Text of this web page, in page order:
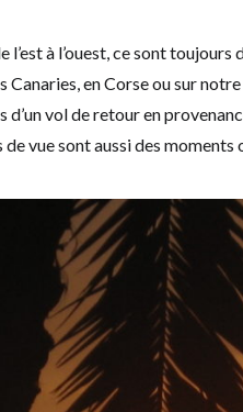
l’est à l’ouest, ce sont
Canaries, en Corse ou sur
d’un vol de retour en
de vue sont aussi des